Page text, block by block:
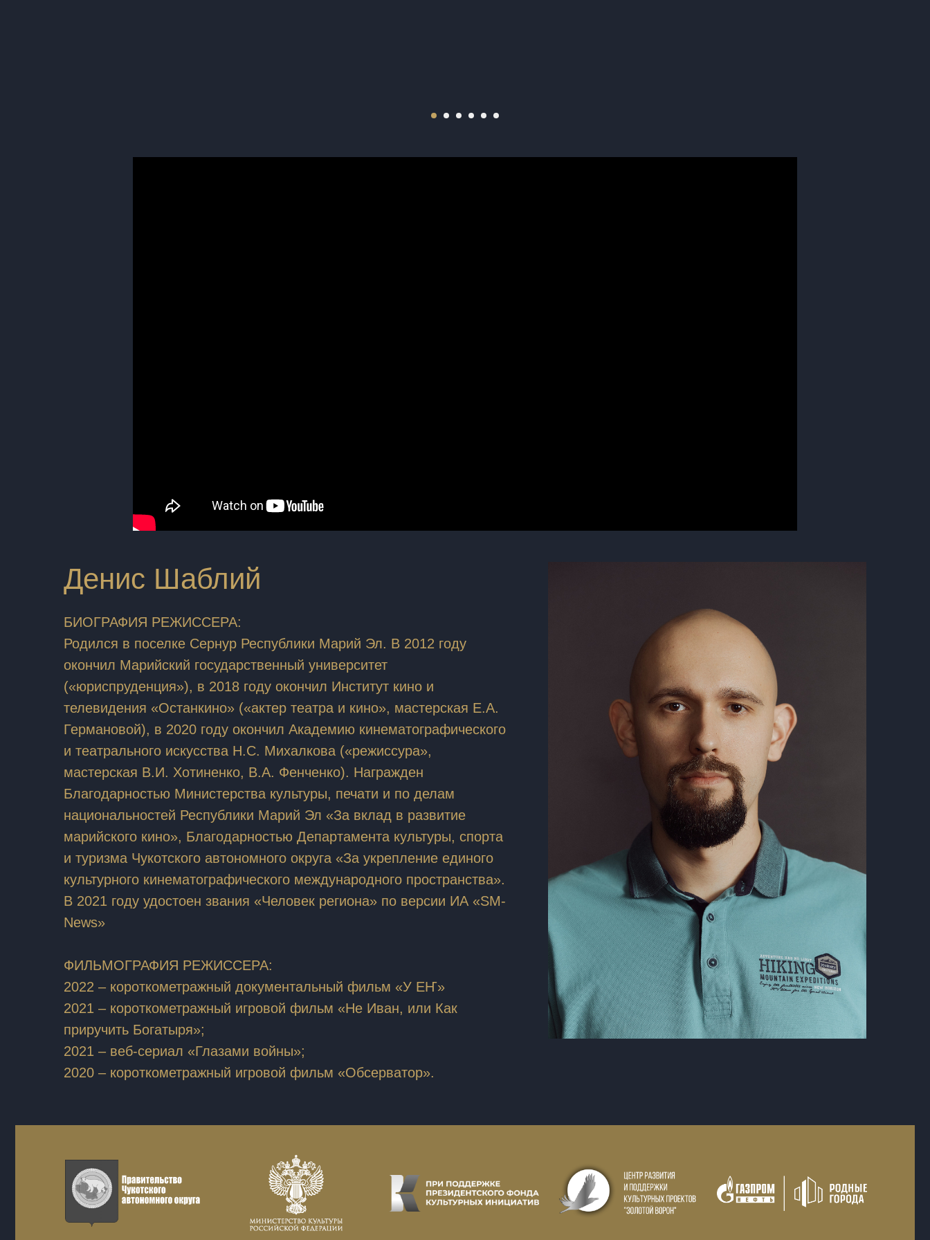
Денис Шаблий
БИОГРАФИЯ РЕЖИССЕРА:
Родился в поселке Сернур Республики Марий Эл. В 2012 году
окончил Марийский государственный университет
(«юриспруденция»), в 2018 году окончил Институт кино и
телевидения «Останкино» («актер театра и кино», мастерская Е.А.
Германовой), в 2020 году окончил Академию кинематографического
и театрального искусства Н.С. Михалкова («режиссура»,
мастерская В.И. Хотиненко, В.А. Фенченко). Награжден
Благодарностью Министерства культуры, печати и по делам
национальностей Республики Марий Эл «За вклад в развитие
марийского кино», Благодарностью Департамента культуры, спорта
и туризма Чукотского автономного округа «За укрепление единого
культурного кинематографического международного пространства».
В 2021 году удостоен звания «Человек региона» по версии ИА «SM-
News»
ФИЛЬМОГРАФИЯ РЕЖИССЕРА:
2022 – короткометражный документальный фильм «У ЕҤ»
2021 – короткометражный игровой фильм «Не Иван, или Как
приручить Богатыря»;
2021 – веб-сериал «Глазами войны»;
2020 – короткометражный игровой фильм «Обсерватор».